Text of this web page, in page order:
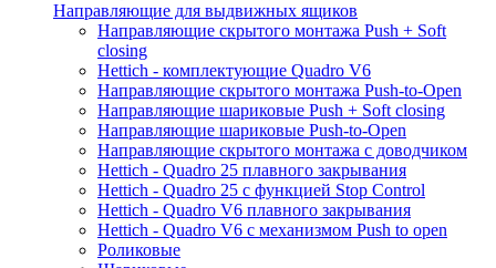
Направляющие для выдвижных ящиков
Направляющие скрытого монтажа Push + Soft
closing
Hettich - комплектующие Quadro V6
Направляющие скрытого монтажа Push-to-Open
Направляющие шариковые Push + Soft closing
Направляющие шариковые Push-to-Open
Направляющие скрытого монтажа с доводчиком
Hettich - Quadro 25 плавного закрывания
Hettich - Quadro 25 с функцией Stop Control
Hettich - Quadro V6 плавного закрывания
Hettich - Quadro V6 с механизмом Push to open
Роликовые